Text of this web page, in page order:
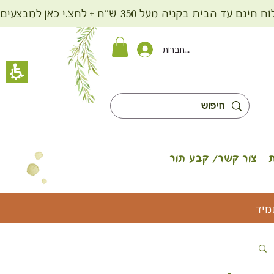
בקניה מעל 350 ש"ח + לחצ.י כאן למבצעים
להתחברות
צור קשר/ קבע תור